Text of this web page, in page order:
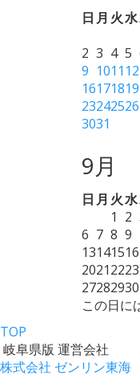
日 月 火水
2 3 4 5
9 1011 12
16171819
23242526
3031
9月
日 月 火水
1 2
6 7 8 9
13141516
20212223
27282930
この日に
TOP
岐阜県版 運営会社
株式会社 ゼンリン東海